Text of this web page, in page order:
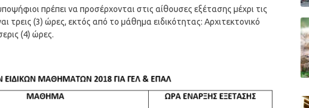
πρέπει να προσέρχονται στις αίθουσες εξέτασης μέχρι τις
τρεις (3) ώρες, εκτός από το μάθημα ειδικότητας: Αρχιτεκτονικό
(4) ώρες.